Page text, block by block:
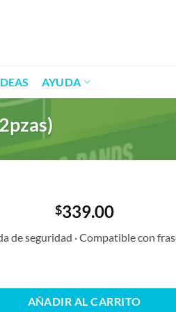
AYUDA
$339.00
de seguridad · Compatible con
AÑADIR AL CARRITO